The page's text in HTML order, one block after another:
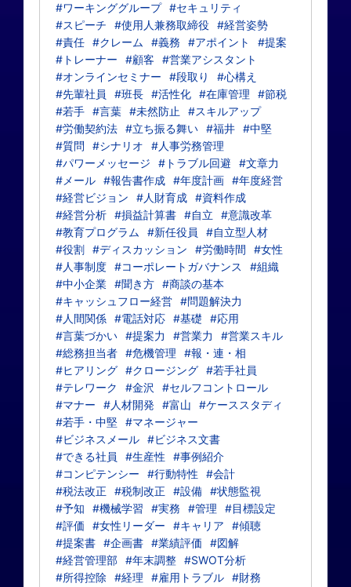
#ワーキンググループ #セキュリティ
#スピーチ
#使用人兼務取締役 #経営姿勢
#責任 #クレーム #義務 #アポイント
#提案
#トレーナー
#顧客
#営業アシスタント
#オンラインセミナー
#段取り
#心構え
#先輩社員
#班長 #活性化 #在庫管理
#節税
#若手 #言葉 #未然防止
#スキルアップ
#労働契約法 #立ち振る舞い #福井 #中堅
#質問
#シナリオ
#人事労務管理
#パワーメッセージ
#トラブル回避
#文章力
#メール #報告書作成 #年度計画 #年度経営
#経営ビジョン
#人財育成 #資料作成
#経営分析 #損益計算書 #自立
#意識改革
#教育プログラム
#新任役員
#自立型人材
#役割 #ディスカッション #労働時間
#女性
#人事制度 #コーポレートガバナンス
#組織
#中小企業 #聞き方 #商談の基本
#キャッシュフロー経営 #問題解決力
#人間関係 #電話対応 #基礎
#応用
#言葉づかい #提案力 #営業力
#営業スキル
#総務担当者 #危機管理
#報・連・相
#ヒアリング #クロージング #若手社員
#テレワーク
#金沢
#セルフコントロール
#マナー
#人材開発 #富山
#ケーススタディ
#若手・中堅 #マネージャー
#ビジネスメール #ビジネス文書
#できる社員
#生産性
#事例紹介
#コンピテンシー
#行動特性
#会計
#税法改正
#税制改正 #設備 #状態監視
#予知
#機械学習 #実務 #管理
#目標設定
#評価
#女性リーダー #キャリア
#傾聴
#提案書 #企画書 #業績評価
#図解
#経営管理部 #年末調整 #SWOT分析
#所得控除
#経理 #雇用トラブル #財務